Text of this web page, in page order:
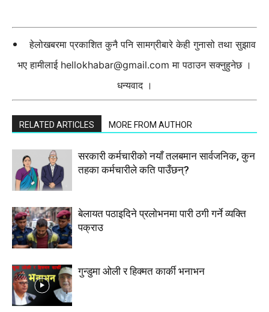
हेलोखबरमा प्रकाशित कुनै पनि सामग्रीबारे केही गुनासो तथा सुझाव
भए हामीलाई hellokhabar@gmail.com मा पठाउन सक्नुहुनेछ ।
धन्यवाद ।
RELATED ARTICLES MORE FROM AUTHOR
सरकारी कर्मचारीकाे नयाँ तलबमान सार्वजनिक, कुन
तहका कर्मचारीले कति पाउँछन्?
बेलायत पठाइदिने प्रलाेभनमा पारी ठगी गर्ने व्यक्ति
पक्राउ
गुन्डुमा ओली र हिक्मत कार्की भनाभन